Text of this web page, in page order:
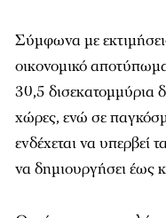
Σύμφωνα με
οικονομικό
30,5 δισεκατομμύρια
χώρες, ενώ σε
ενδέχεται να υπερβεί
να δημιουργήσει έως